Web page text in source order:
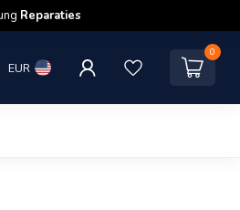
Reparaties
EUR
0